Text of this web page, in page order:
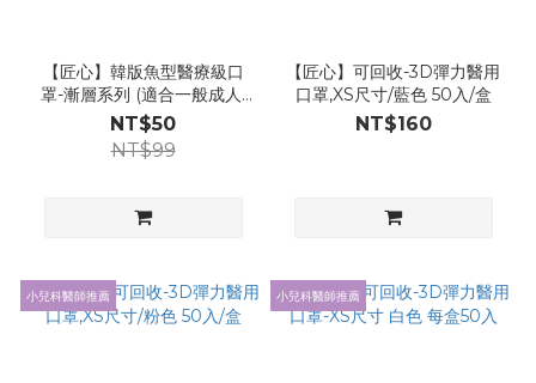
【匠心】韓版魚型醫療級口
罩-漸層系列 (適合一般成人)
20入/盒
NT$50
NT$99
【匠心】可回收-3D彈力醫用
口罩,XS尺寸/藍色 50入/盒
NT$160
小兒科醫師推薦 小兒科醫師推薦